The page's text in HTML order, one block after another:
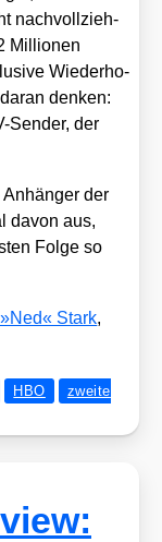
nach­voll­zieh­
Mil­lio­nen
Wie­der­ho­
den­ken:
Sen­der, der
der
davon aus,
Fol­ge so
Stark,
HBO
zweite